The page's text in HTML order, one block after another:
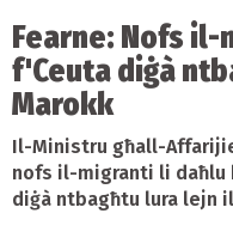
Fearne: Nofs
f'Ceuta diġà
Marokk
Il-Ministru għall-
nofs il-migranti li daħlu
diġà ntbagħtu lura lejn